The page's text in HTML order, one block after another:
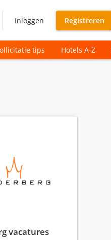
Inloggen Registreren
tips Hotels A-Z
vacatures